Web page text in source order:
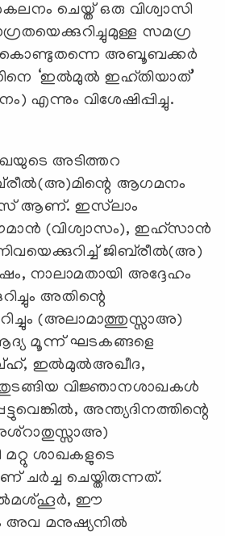
ചെയ്ത് ഒരു വിശ്വാസി
സമഗ്ര
അബൂബക്കർ
‘ഇൽമുൽ ഇഹ്തിയാത്’
എന്നും വിശേഷിപ്പിച്ചു.
അടിത്തറ
ആഗമനം
ആണ്. ഇസ്‌ലാം
(വിശ്വാസം), ഇഹ്സാൻ
ജിബ്‌രീൽ(അ)
നാലാമതായി അദ്ദേഹം
അതിന്റെ
(അലാമാത്തുസ്സാഅ)
മൂന്ന് ഘടകങ്ങളെ
ഇൽമുൽഅഖീദ,
വിജ്ഞാനശാഖകൾ
അന്ത്യദിനത്തിന്റെ
ശാഖകളുടെ
ചെയ്തിരുന്നത്.
ഈ
അവ മനുഷ്യനിൽ